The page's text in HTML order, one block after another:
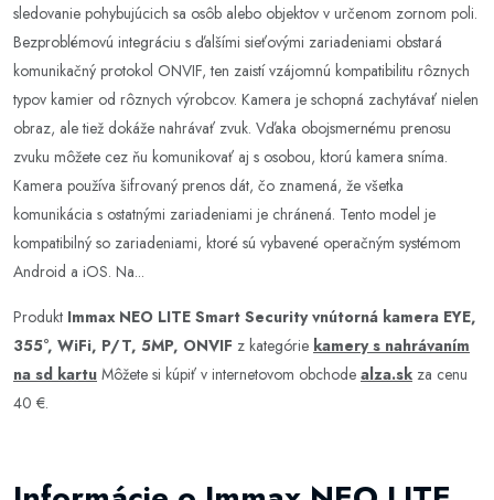
sledovanie pohybujúcich sa osôb alebo objektov v určenom zornom poli.
Bezproblémovú integráciu s ďalšími sieťovými zariadeniami obstará
komunikačný protokol ONVIF, ten zaistí vzájomnú kompatibilitu rôznych
typov kamier od rôznych výrobcov. Kamera je schopná zachytávať nielen
obraz, ale tiež dokáže nahrávať zvuk. Vďaka obojsmernému prenosu
zvuku môžete cez ňu komunikovať aj s osobou, ktorú kamera sníma.
Kamera používa šifrovaný prenos dát, čo znamená, že všetka
komunikácia s ostatnými zariadeniami je chránená. Tento model je
kompatibilný so zariadeniami, ktoré sú vybavené operačným systémom
Android a iOS. Na...
Produkt Immax NEO LITE Smart Security vnútorná kamera EYE,
355°, WiFi, P/T, 5MP, ONVIF z kategórie kamery s nahrávaním
na sd kartu Môžete si kúpiť v internetovom obchode alza.sk za cenu
40 €.